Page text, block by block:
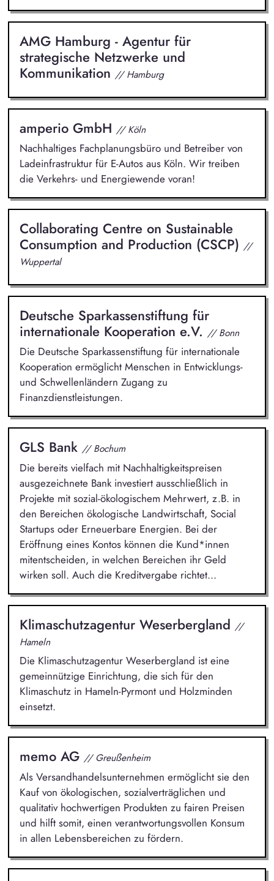
AMG Hamburg - Agentur für
strategische Netzwerke und
Kommunikation // Hamburg
amperio GmbH // Köln
Nachhaltiges Fachplanungsbüro und Betreiber von
Ladeinfrastruktur für E-Autos aus Köln. Wir treiben
die Verkehrs- und Energiewende voran!
Collaborating Centre on Sustainable
Consumption and Production (CSCP) //
Wuppertal
Deutsche Sparkassenstiftung für
internationale Kooperation e.V. // Bonn
Die Deutsche Sparkassenstiftung für internationale
Kooperation ermöglicht Menschen in Entwicklungs-
und Schwellenländern Zugang zu
Finanzdienstleistungen.
GLS Bank // Bochum
Die bereits vielfach mit Nachhaltigkeitspreisen
ausgezeichnete Bank investiert ausschließlich in
Projekte mit sozial-ökologischem Mehrwert, z.B. in
den Bereichen ökologische Landwirtschaft, Social
Startups oder Erneuerbare Energien. Bei der
Eröffnung eines Kontos können die Kund*innen
mitentscheiden, in welchen Bereichen ihr Geld
wirken soll. Auch die Kreditvergabe richtet...
Klimaschutzagentur Weserbergland //
Hameln
Die Klimaschutzagentur Weserbergland ist eine
gemeinnützige Einrichtung, die sich für den
Klimaschutz in Hameln-Pyrmont und Holzminden
einsetzt.
memo AG // Greußenheim
Als Versandhandelsunternehmen ermöglicht sie den
Kauf von ökologischen, sozialverträglichen und
qualitativ hochwertigen Produkten zu fairen Preisen
und hilft somit, einen verantwortungsvollen Konsum
in allen Lebensbereichen zu fördern.